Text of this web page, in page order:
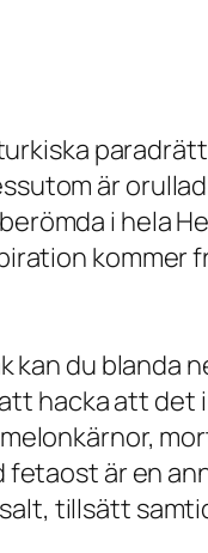
är
i hela
kommer
du blanda
hacka att det
är en
tillsätt